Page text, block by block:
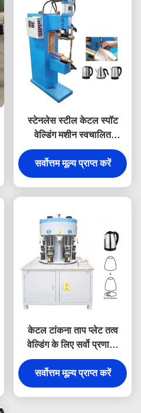
स्टेनलेस स्टील केटल स्पॉट
वेल्डिंग मशीन स्वचालित
आईएसओ प्रमाणित
सर्वोत्तम मूल्य प्राप्त करें
केटल टांकना ताप प्लेट तत्व
वेल्डिंग के लिए सर्वो प्रणाली
केतली बनाने की मशीन
सर्वोत्तम मूल्य प्राप्त करें